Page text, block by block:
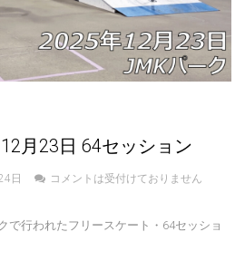
月23日 64セッション
日
コメントは受付けておりません
で行われたフリースケート・64セッショ